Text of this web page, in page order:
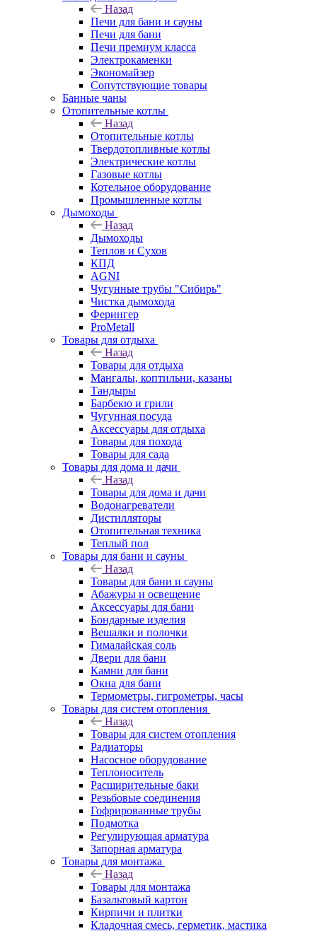
Назад
Печи для бани и сауны
Печи для бани
Печи премиум класса
Электрокаменки
Экономайзер
Сопутствующие товары
Банные чаны
Отопительные котлы
Назад
Отопительные котлы
Твердотопливные котлы
Электрические котлы
Газовые котлы
Котельное оборудование
Промышленные котлы
Дымоходы
Назад
Дымоходы
Теплов и Сухов
КПД
AGNI
Чугунные трубы "Сибирь"
Чистка дымохода
Ферингер
ProMetall
Товары для отдыха
Назад
Товары для отдыха
Мангалы, коптильни, казаны
Тандыры
Барбекю и грили
Чугунная посуда
Аксессуары для отдыха
Товары для похода
Товары для сада
Товары для дома и дачи
Назад
Товары для дома и дачи
Водонагреватели
Дистилляторы
Отопительная техника
Теплый пол
Товары для бани и сауны
Назад
Товары для бани и сауны
Абажуры и освещение
Аксессуары для бани
Бондарные изделия
Вешалки и полочки
Гималайская соль
Двери для бани
Камни для бани
Окна для бани
Термометры, гигрометры, часы
Товары для систем отопления
Назад
Товары для систем отопления
Радиаторы
Насосное оборудование
Теплоноситель
Расширительные баки
Резьбовые соединения
Гофрированные трубы
Подмотка
Регулирующая арматура
Запорная арматура
Товары для монтажа
Назад
Товары для монтажа
Базальтовый картон
Кирпичи и плитки
Кладочная смесь, герметик, мастика